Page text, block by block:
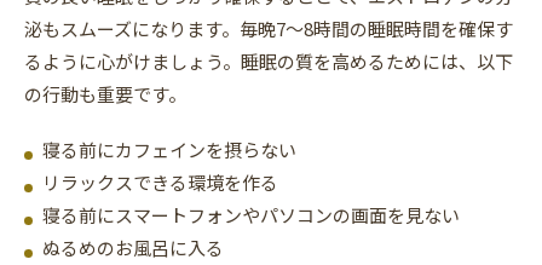
泌もスムーズになります。毎晩7〜8時間の睡眠時間を確保す
るように心がけましょう。睡眠の質を高めるためには、以下
の行動も重要です。
寝る前にカフェインを摂らない
リラックスできる環境を作る
寝る前にスマートフォンやパソコンの画面を見ない
ぬるめのお風呂に入る